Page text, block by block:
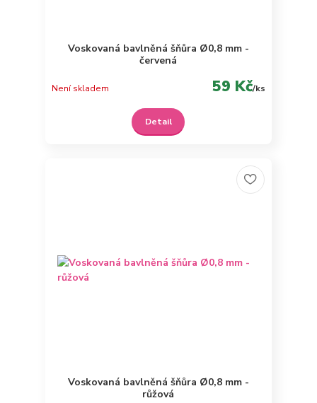
Voskovaná bavlněná šňůra Ø0,8 mm -
červená
59 Kč/ks
Není skladem
Detail
Voskovaná bavlněná šňůra Ø0,8 mm -
růžová